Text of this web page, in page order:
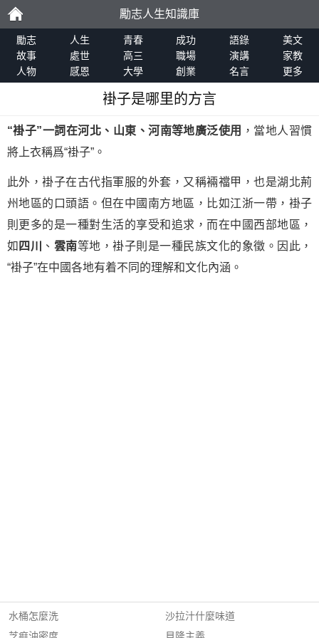
勵
志
勵志人生知識庫
勵志 人生 青春 成功 語錄
美文
故事
處世 高三 職場 演講
家教
人物
感恩 大學 創業 名言 更多
褂子是哪里的方言
“褂子”一詞在河北 、 山東 、河南等地廣泛使用 ，當地人習慣
將上衣稱爲“褂子”。
此外，褂子在古代指軍服的外套，又稱裲襠甲，也是湖北荊
州地區的口頭語。但在中國南方地區，比如江浙一帶，褂子
則更多的是一種對生活的享受和追求，而在中國西部地區，
如 四川 、 雲南等地，褂子則是一種民族文化的象徵。因此，
“褂子”在中國各地有着不同的理解和文化內涵。
水桶怎麼洗
沙拉汁什麼味道